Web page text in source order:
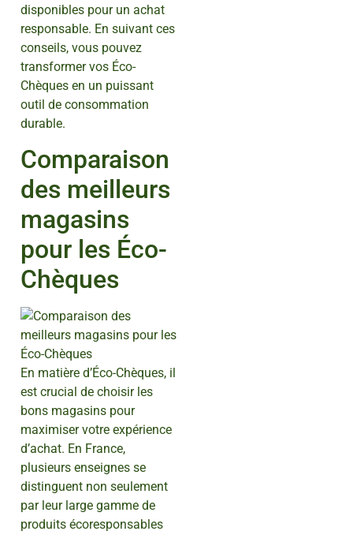
disponibles pour un achat
responsable. En suivant ces
conseils, vous pouvez
transformer vos Éco-
Chèques en un puissant
outil de consommation
durable.
Comparaison
des meilleurs
magasins
pour les Éco-
Chèques
En matière d’Éco-Chèques, il
est crucial de choisir les
bons magasins pour
maximiser votre expérience
d’achat. En France,
plusieurs enseignes se
distinguent non seulement
par leur large gamme de
produits écoresponsables